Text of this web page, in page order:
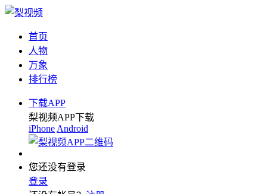
首页
人物
万象
排行榜
下载APP
梨视频APP下载
iPhone Android
您还没有登录
登录